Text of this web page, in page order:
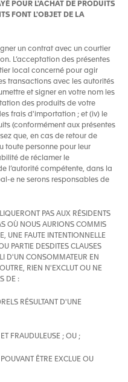
POUR L'ACHAT DE PRODUITS
FONT L'OBJET DE LA
un contrat avec un courtier
L’acceptation des présentes
local concerné pour agir
transactions avec les autorités
et signer en votre nom les
des produits de votre
frais d'importation ; et (iv) le
(conformément aux présentes
que, en cas de retour de
toute personne pour leur
de réclamer le
l’autorité compétente, dans la
e ne serons responsables de
PAS AUX RÉSIDENTS
OÙ NOUS AURIONS COMMIS
UNE FAUTE INTENTIONNELLE
PARTIE DESDITES CLAUSES
D'UN CONSOMMATEUR EN
RIEN N'EXCLUT OU NE
DE :
RÉSULTANT D'UNE
FRAUDULEUSE ; OU ;
ÊTRE EXCLUE OU